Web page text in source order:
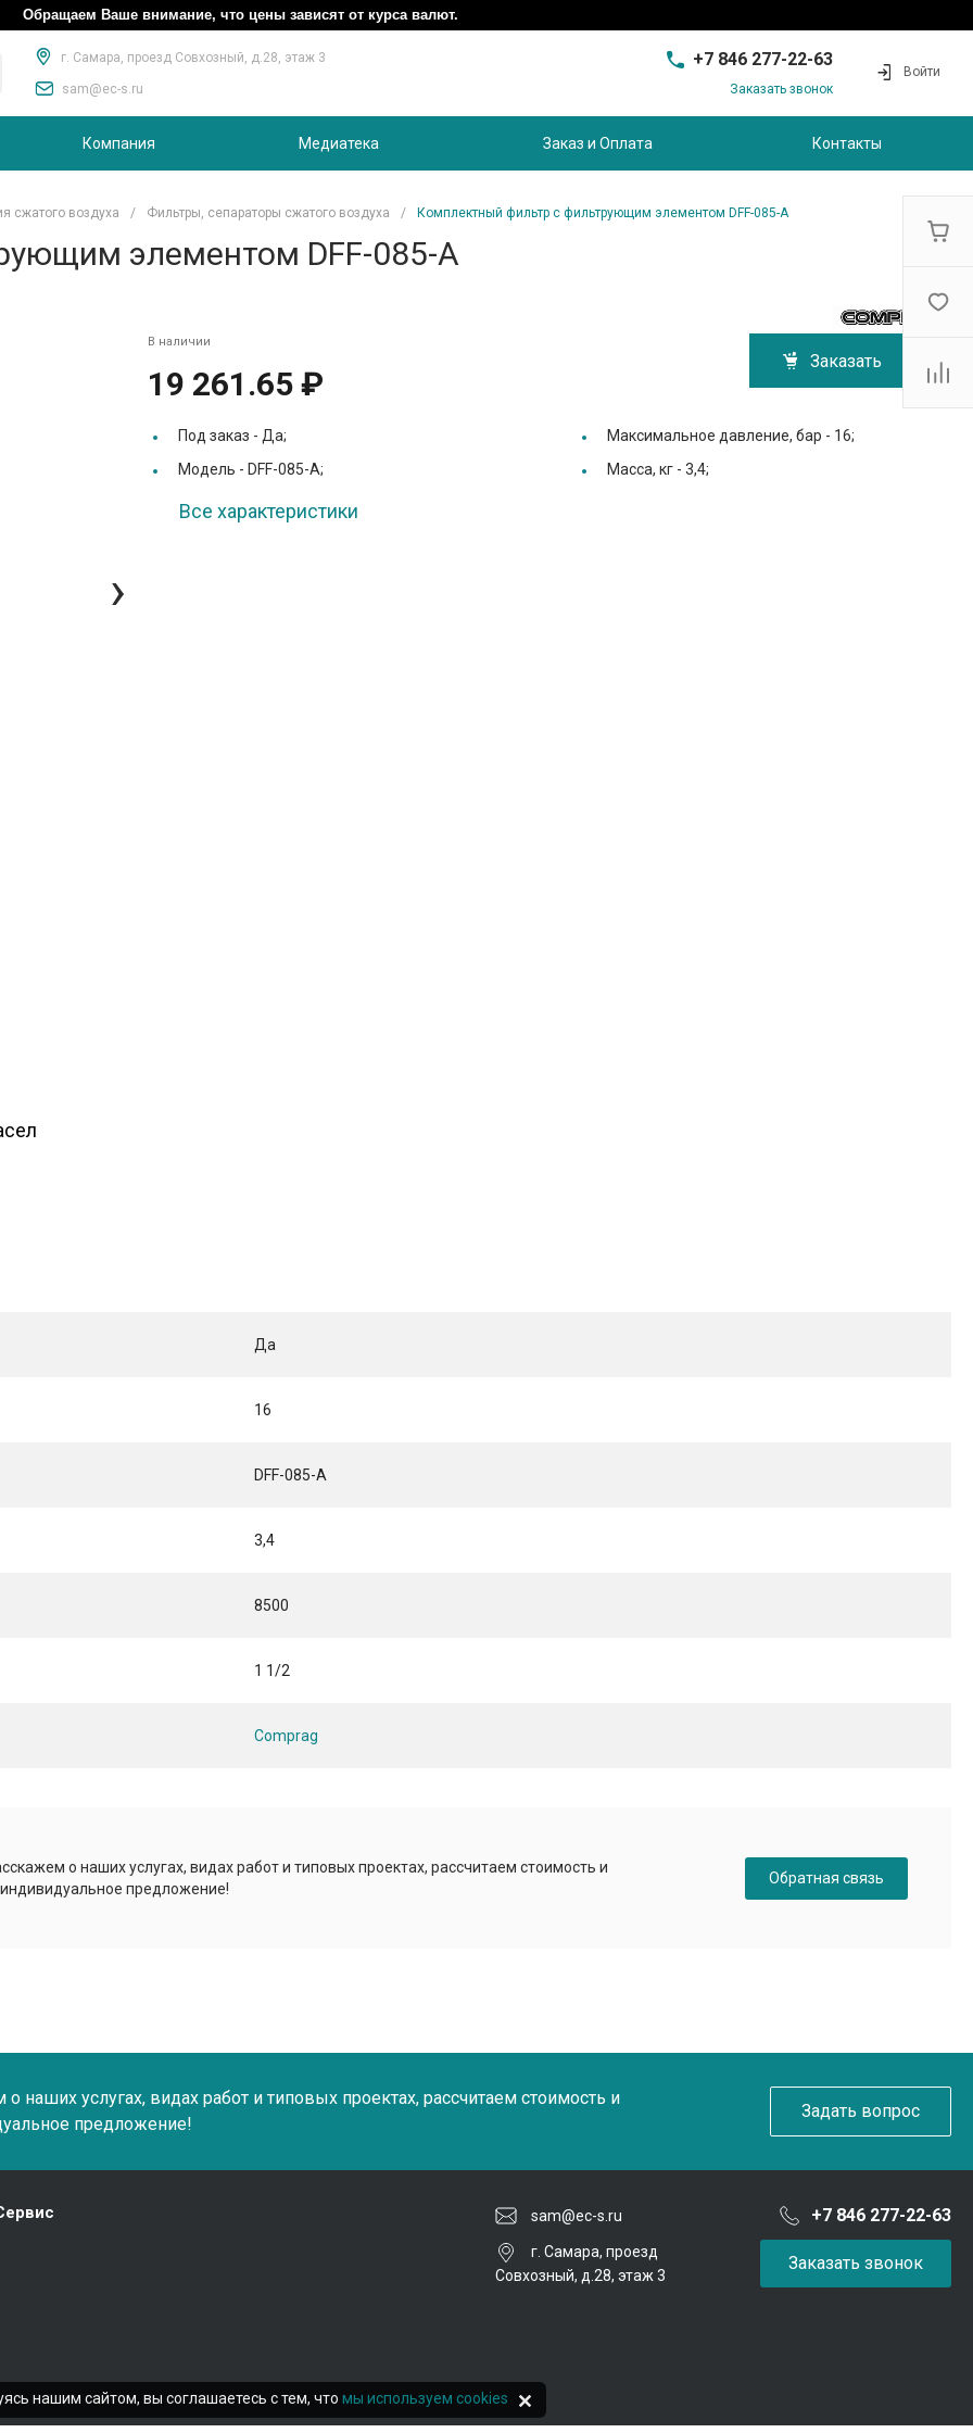
Обращаем Ваше внимание, что цены зависят от курса валют.
г. Самара, проезд Совхозный, д.28, этаж 3
sam@ec-s.ru
+7 846 277-22-63
+7 846 277-22-63
Совхозный, д.28, этаж 3
Заказать звонок
Войти
Компания Медиатека Заказ и Оплата Контакты
сжатого воздуха / Фильтры, сепараторы сжатого воздуха / Комплектный фильтр с фильтрующим элементом DFF-085-A
элементом DFF-085-A
›
В наличии
19 261.65 ₽
Заказать
Под заказ -Да; Максимальное давление, бар - 16;
Модель - DFF-085-A; Масса, кг -3,4;
Все характеристики
Да
16
DFF-085-A
3,4
8500
1 1/2
Comprag
о наших услугах, видах работ и типовых проектах, рассчитаем стоимость и
предложение!
Обратная связь
наших услугах, видах работ и типовых проектах, рассчитаем стоимость и
предложение!
Задать вопрос
sam@ec-s.ru +7 846 277-22-63
г. Самара, проезд
Совхозный, д.28, этаж 3
Заказать звонок
нашим сайтом, вы соглашаетесь с тем, что мы используем cookies